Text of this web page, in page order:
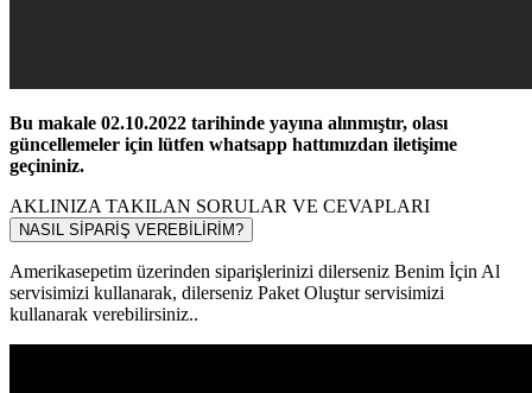
Bu makale 02.10.2022 tarihinde yayına alınmıştır, olası
güncellemeler için lütfen whatsapp hattımızdan iletişime
geçininiz.
AKLINIZA TAKILAN SORULAR VE CEVAPLARI
NASIL SİPARİŞ VEREBİLİRİM?
Amerikasepetim üzerinden siparişlerinizi dilerseniz Benim İçin Al
servisimizi kullanarak, dilerseniz Paket Oluştur servisimizi
kullanarak verebilirsiniz..